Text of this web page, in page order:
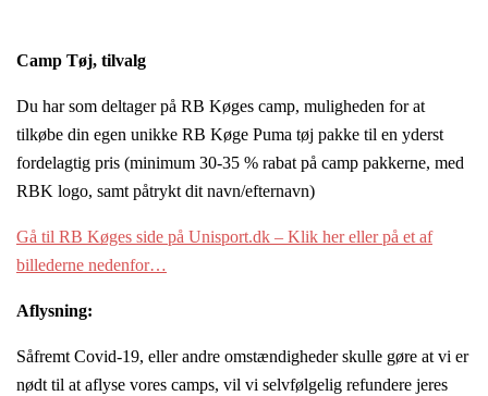
Camp Tøj, tilvalg
Du har som deltager på RB Køges camp, muligheden for at
tilkøbe din egen unikke RB Køge Puma tøj pakke til en yderst
fordelagtig pris (minimum 30-35 % rabat på camp pakkerne, med
RBK logo, samt påtrykt dit navn/efternavn)
Gå til RB Køges side på Unisport.dk – Klik her eller på et af
billederne nedenfor…
Aflysning:
Såfremt Covid-19, eller andre omstændigheder skulle gøre at vi er
nødt til at aflyse vores camps, vil vi selvfølgelig refundere jeres